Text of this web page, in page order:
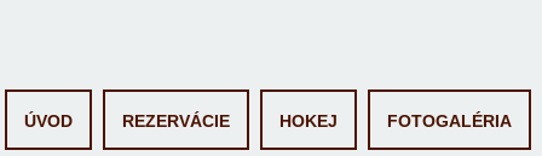
Skip
ÚVOD REZERVÁCIE HOKEJ FOTOGALÉRIA